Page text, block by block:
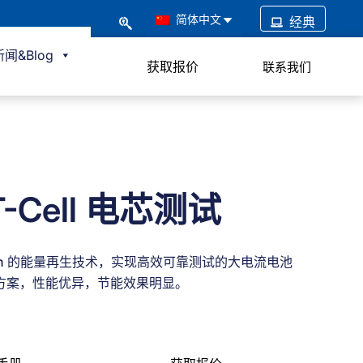
简体中文 经典
闻&Blog
获取报价 联系我们
Cell 电芯测试
的能量再生技术，实现高效可靠测试的大电流电池
案，性能优异，节能效果明显。